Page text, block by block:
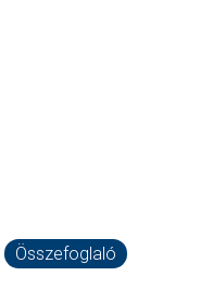
Összefoglaló